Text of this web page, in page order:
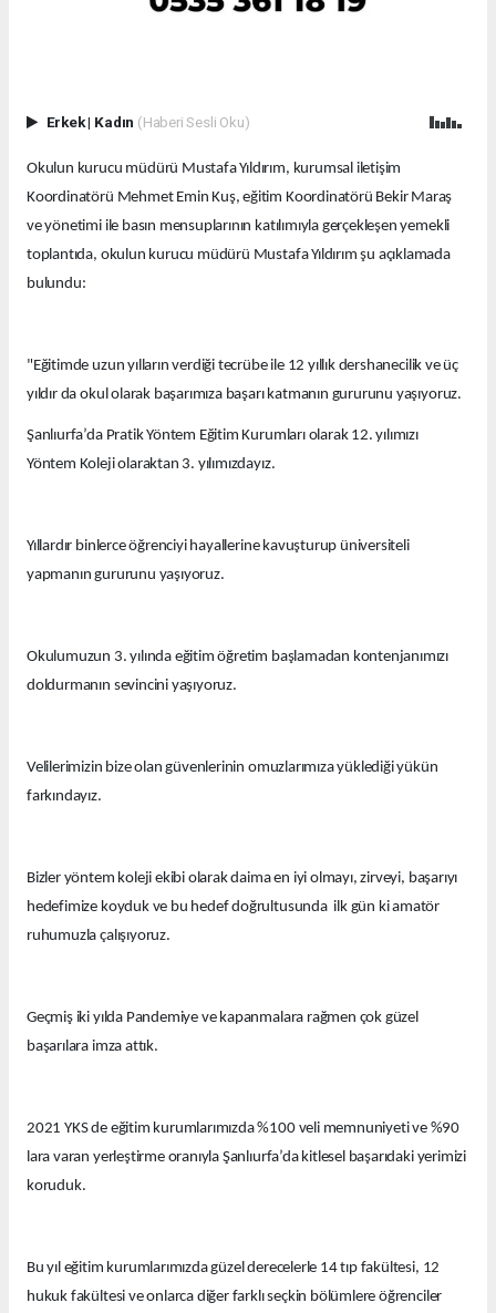
Erkek| Kadın (Haberi Sesli Oku)
Okulun kurucu müdürü Mustafa Yıldırım, kurumsal iletişim
Koordinatörü Mehmet Emin Kuş, eğitim Koordinatörü Bekir Maraş
ve yönetimi ile basın mensuplarının katılımıyla gerçekleşen yemekli
toplantıda, okulun kurucu müdürü Mustafa Yıldırım şu açıklamada
bulundu:
"Eğitimde uzun yılların verdiği tecrübe ile 12 yıllık dershanecilik ve üç
yıldır da okul olarak başarımıza başarı katmanın gururunu yaşıyoruz.
Şanlıurfa’da Pratik Yöntem Eğitim Kurumları olarak 12. yılımızı
Yöntem Koleji olaraktan 3. yılımızdayız.
Yıllardır binlerce öğrenciyi hayallerine kavuşturup üniversiteli
yapmanın gururunu yaşıyoruz.
Okulumuzun 3. yılında eğitim öğretim başlamadan kontenjanımızı
doldurmanın sevincini yaşıyoruz.
Velilerimizin bize olan güvenlerinin omuzlarımıza yüklediği yükün
farkındayız.
Bizler yöntem koleji ekibi olarak daima en iyi olmayı, zirveyi, başarıyı
hedefimize koyduk ve bu hedef doğrultusunda ilk gün ki amatör
ruhumuzla çalışıyoruz.
Geçmiş iki yılda Pandemiye ve kapanmalara rağmen çok güzel
başarılara imza attık.
2021 YKS de eğitim kurumlarımızda %100 veli memnuniyeti ve %90
lara varan yerleştirme oranıyla Şanlıurfa’da kitlesel başarıdaki yerimizi
koruduk.
Bu yıl eğitim kurumlarımızda güzel derecelerle 14 tıp fakültesi, 12
hukuk fakültesi ve onlarca diğer farklı seçkin bölümlere öğrenciler